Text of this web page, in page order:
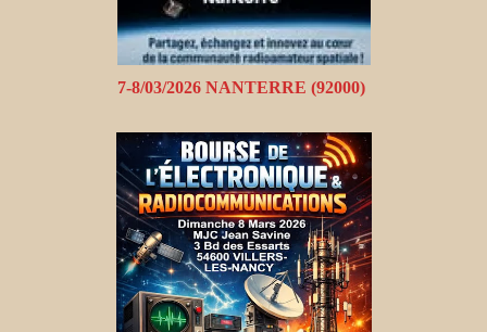
7-8/03/2026 NANTERRE (92000)